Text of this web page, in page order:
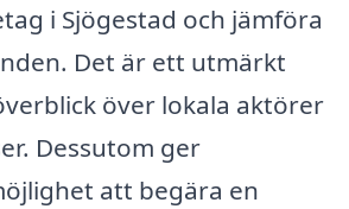
i Sjögestad och jämföra
Det är ett utmärkt
över lokala aktörer
Dessutom ger
att begära en